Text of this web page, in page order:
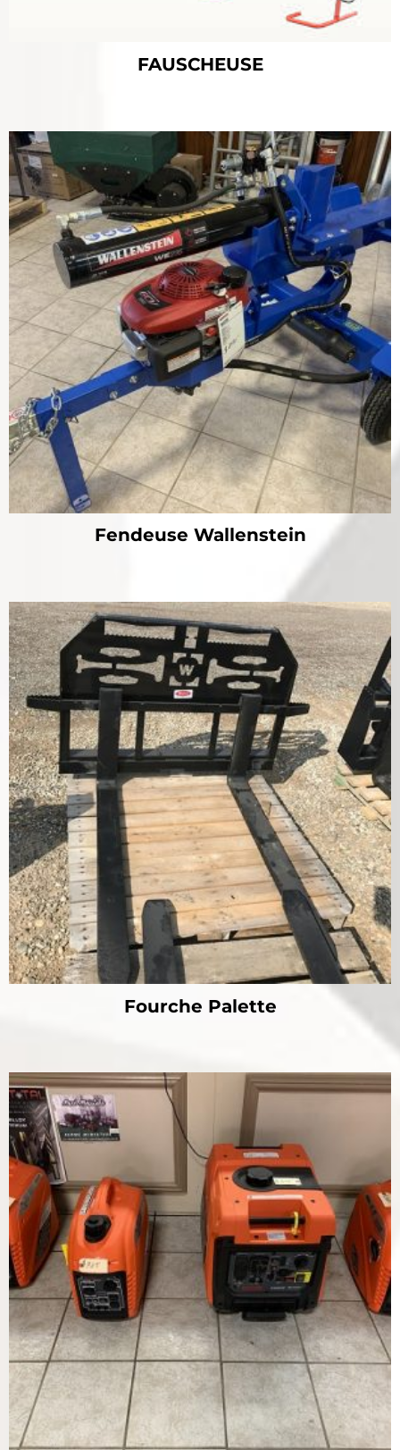
FAUSCHEUSE
Fendeuse Wallenstein
Fourche Palette